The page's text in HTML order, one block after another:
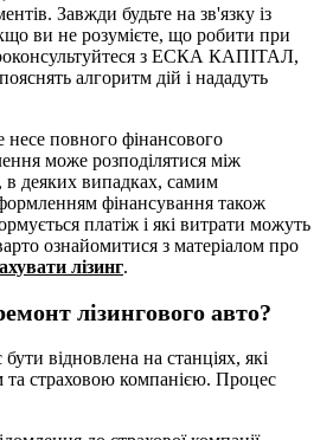
Завжди будьте на зв'язку із
ви не розумієте, що робити при
з ЕСКА КАПІТАЛ,
алгоритм дій і нададуть
повного фінансового
може розподілятися між
в деяких випадках, самим
фінансування також
платіж і які витрати можуть
ознайомитися з матеріалом про
лізинг.
лізингового авто?
відновлена на станціях, які
та страховою компанією. Процес